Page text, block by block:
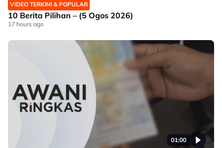
VIDEO TERKINI & POPULAR
10 Berita Pilihan – (5 Ogos 2026)
17 hours ago
01:00